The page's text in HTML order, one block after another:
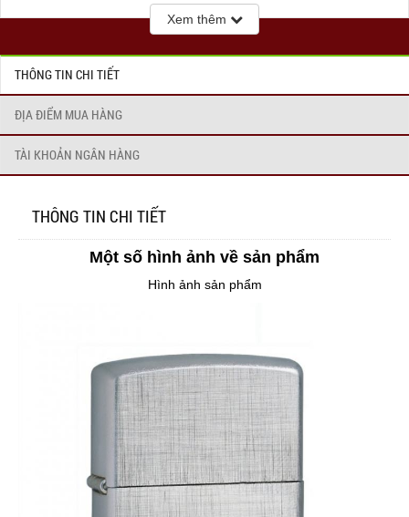
Xem thêm
THÔNG TIN CHI TIẾT
ĐỊA ĐIỂM MUA HÀNG
TÀI KHOẢN NGÂN HÀNG
THÔNG TIN CHI TIẾT
Một số hình ảnh về sản phẩm
Hình ảnh sản phẩm